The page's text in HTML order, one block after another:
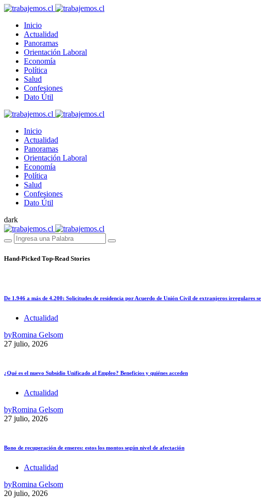
Inicio
Actualidad
Panoramas
Orientación Laboral
Economía
Política
Salud
Confesiones
Dato Útil
Inicio
Actualidad
Panoramas
Orientación Laboral
Economía
Política
Salud
Confesiones
Dato Útil
dark
Hand-Picked Top-Read Stories
De 1.946 a más de 4.200: Solicitudes de residencia por Acuerdo de Unión Civil de extranjeros irregulares
Actualidad
byRomina Gelsom
27 julio, 2026
¿Qué es el nuevo Subsidio Unificado al Empleo? Beneficios y quiénes acceden
Actualidad
byRomina Gelsom
27 julio, 2026
Bono de recuperación de enseres: estos los montos según nivel de afectación
Actualidad
byRomina Gelsom
20 julio, 2026